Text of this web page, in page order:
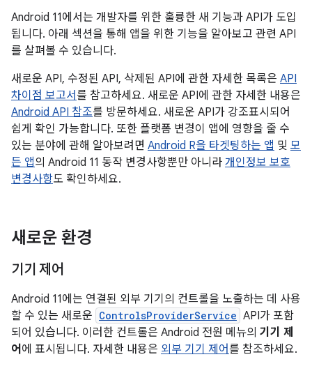
Android 11에서는 개발자를 위한 훌륭한 새 기능과 API가 도입
됩니다. 아래 섹션을 통해 앱을 위한 기능을 알아보고 관련 API
를 살펴볼 수 있습니다.
새로운 API, 수정된 API, 삭제된 API에 관한 자세한 목록은 API
차이점 보고서를 참고하세요. 새로운 API에 관한 자세한 내용은
Android API 참조를 방문하세요. 새로운 API가 강조표시되어
쉽게 확인 가능합니다. 또한 플랫폼 변경이 앱에 영향을 줄 수
있는 분야에 관해 알아보려면 Android R을 타겟팅하는 앱 및 모
든 앱의 Android 11 동작 변경사항뿐만 아니라 개인정보 보호
변경사항도 확인하세요.
새로운 환경
기기 제어
Android 11에는 연결된 외부 기기의 컨트롤을 노출하는 데 사용
할 수 있는 새로운 ControlsProviderService API가 포함
되어 있습니다. 이러한 컨트롤은 Android 전원 메뉴의 기기 제
어 에 표시됩니다. 자세한 내용은 외부 기기 제어를 참조하세요.